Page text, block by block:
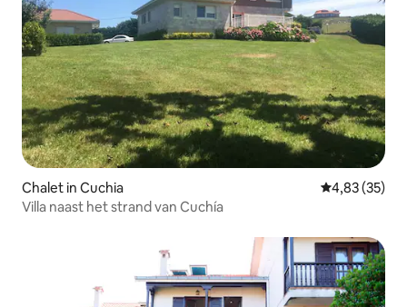
Chalet in Cuchia Gemiddelde
4,83 (35)
Villa naast het strand van Cuchía